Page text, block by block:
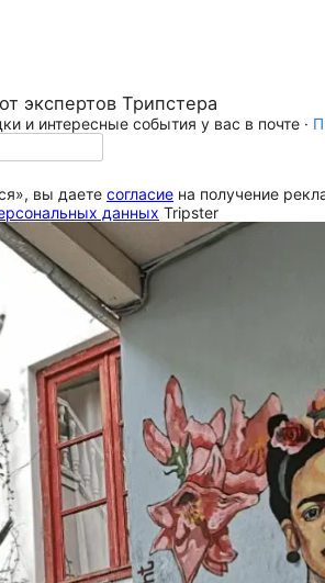
экспертов Трипстера
и интересные события у вас в почте ·
вы даете согласие на получение
данных Tripster